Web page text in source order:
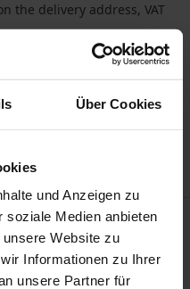
Über Cookies
und Anzeigen zu
soziale Medien anbieten
Website zu
Informationen zu Ihrer
unsere Partner für
the delivery address, VAT
Cart
sich vor